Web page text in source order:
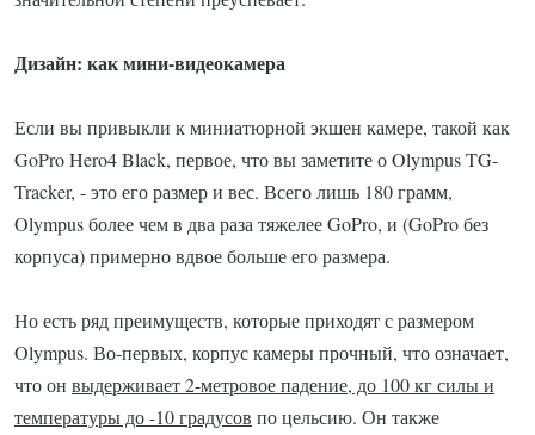
Дизайн: как мини-видеокамера
Если вы привыкли к миниатюрной экшен камере, такой как
GoPro Hero4 Black, первое, что вы заметите о Olympus TG-
Tracker, - это его размер и вес. Всего лишь 180 грамм,
Olympus более чем в два раза тяжелее GoPro, и (GoPro без
корпуса) примерно вдвое больше его размера.
Но есть ряд преимуществ, которые приходят с размером
Olympus. Во-первых, корпус камеры прочный, что означает,
что он выдерживает 2-метровое падение, до 100 кг силы и
температуры до -10 градусов по цельсию. Он также